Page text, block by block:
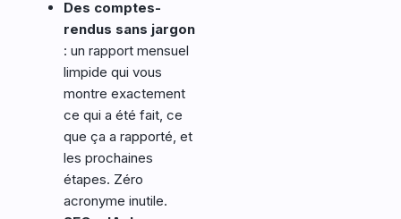
Des comptes-
rendus sans jargon
: un rapport mensuel
limpide qui vous
montre exactement
ce qui a été fait, ce
que ça a rapporté, et
les prochaines
étapes. Zéro
acronyme inutile.